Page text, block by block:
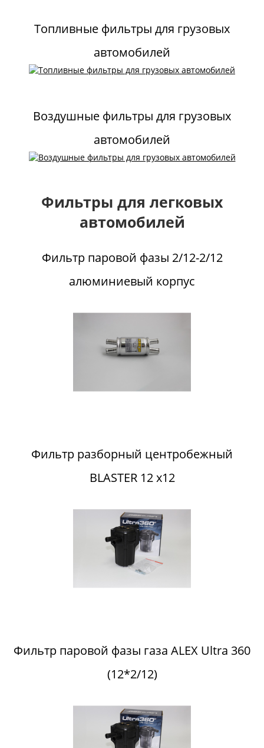
Топливные фильтры для грузовых
автомобилей
Воздушные фильтры для грузовых
автомобилей
Фильтры для легковых
автомобилей
Фильтр паровой фазы 2/12-2/12
алюминиевый корпус
Фильтр разборный центробежный
BLASTER 12 x12
Фильтр паровой фазы газа ALEX Ultra 360
(12*2/12)